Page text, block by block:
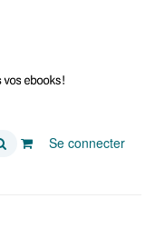
Se connecter